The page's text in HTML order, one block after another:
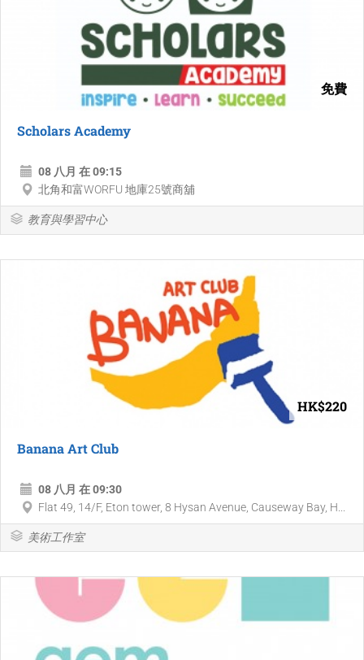
免費
Scholars Academy
08 八月 在 09:15
北角和富WORFU 地庫25號商舖
教育與學習中心
HK$220
Banana Art Club
08 八月 在 09:30
Flat 49, 14/F, Eton tower, 8 Hysan Avenue, Causeway Bay, H...
美術工作室